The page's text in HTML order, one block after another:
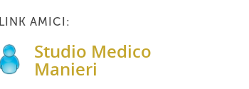
LINK AMICI:
Studio Medico
Manieri